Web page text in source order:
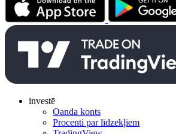
investē
Oanda konts
Procenti par līdzekļiem